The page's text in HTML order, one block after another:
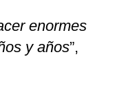
enormes
y años”,